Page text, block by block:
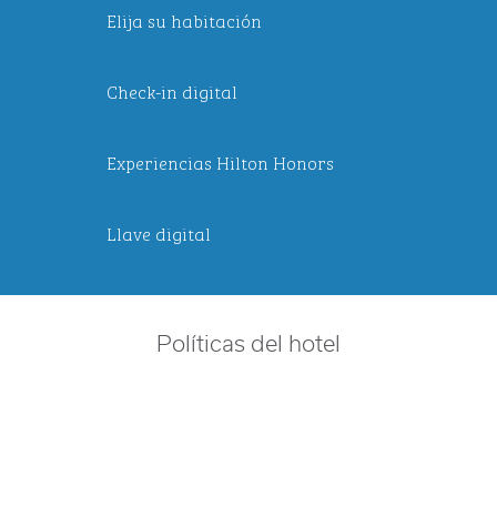
Elija su habitación
Check-in digital
Experiencias Hilton Honors
Llave digital
Políticas del hotel